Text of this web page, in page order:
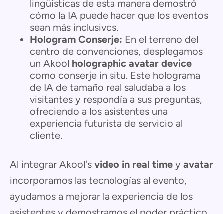
lingüísticas de esta manera demostró
cómo la IA puede hacer que los eventos
sean más inclusivos.
Hologram Conserje: En el terreno del
centro de convenciones, desplegamos
un Akool holographic avatar device
como conserje in situ. Este holograma
de IA de tamaño real saludaba a los
visitantes y respondía a sus preguntas,
ofreciendo a los asistentes una
experiencia futurista de servicio al
cliente.
Al integrar Akool's video in real time y avatar
incorporamos las tecnologías al evento,
ayudamos a mejorar la experiencia de los